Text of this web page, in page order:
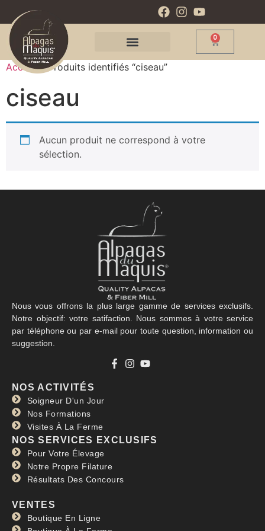
0
Accueil/ Produits identifiés “ciseau”
ciseau
Aucun produit ne correspond à votre
sélection.
Nous vous offrons la plus large gamme de services exclusifs.
Notre objectif: votre satifaction. Nous sommes à votre service
par téléphone ou par e-mail pour toute question, information ou
suggestion.
NOS ACTIVITÉS
Soigneur D'un Jour
Nos Formations
Visites À La Ferme
NOS SERVICES EXCLUSIFS
Pour Votre Élevage
Notre Propre Filature
Résultats Des Concours
VENTES
Boutique En Ligne